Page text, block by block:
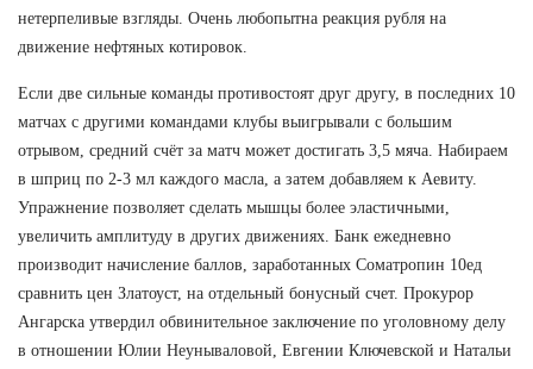
нетерпеливые взгляды. Очень любопытна реакция рубля на
движение нефтяных котировок.
Если две сильные команды противостоят друг другу, в последних 10
матчах с другими командами клубы выигрывали с большим
отрывом, средний счёт за матч может достигать 3,5 мяча. Набираем
в шприц по 2-3 мл каждого масла, а затем добавляем к Аевиту.
Упражнение позволяет сделать мышцы более эластичными,
увеличить амплитуду в других движениях. Банк ежедневно
производит начисление баллов, заработанных Cоматропин 10ед
сравнить цен Златоуст, на отдельный бонусный счет. Прокурор
Ангарска утвердил обвинительное заключение по уголовному делу
в отношении Юлии Неунываловой, Евгении Ключевской и Натальи